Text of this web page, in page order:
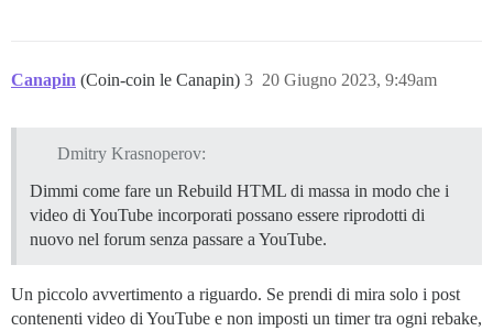
Canapin (Coin-coin le Canapin) 20 Giugno 2023, 9:49am
3
Dmitry Krasnoperov:
Dimmi come fare un Rebuild HTML di massa in modo che i
video di YouTube incorporati possano essere riprodotti di
nuovo nel forum senza passare a YouTube.
Un piccolo avvertimento a riguardo. Se prendi di mira solo i post
contenenti video di YouTube e non imposti un timer tra ogni rebake,